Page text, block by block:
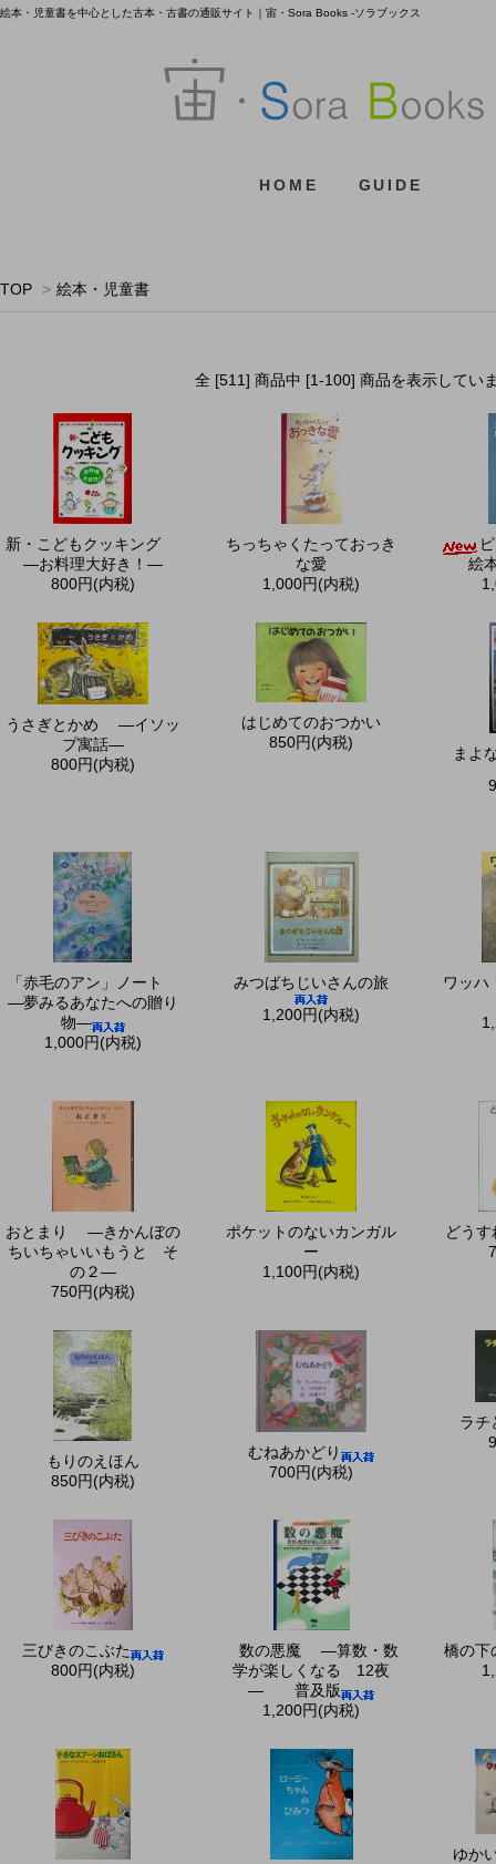
絵本・児童書を中心とした古本・古書の通販サイト｜宙・Sora Books -ソラブックス
HOME GUIDE
TOP > 絵本・児童書
全 [511] 商品中 [1-100] 商品を表示してい
新・こどもクッキング
―お料理大好き！―
800円(内税)
ちっちゃくたっておっき
な愛
1,000円(内税)
絵
うさぎとかめ ―イソッ
プ寓話—
800円(内税)
はじめてのおつかい
850円(内税)
まよ
「赤毛のアン」ノート
—夢みるあなたへの贈り
物—
1,000円(内税)
みつばちじいさんの旅
1,200円(内税)
ワッハ
おとまり ―きかんぼの
ちいちゃいいもうと そ
の２—
750円(内税)
ポケットのないカンガル
ー
1,100円(内税)
どう
もりのえほん
850円(内税)
むねあかどり
700円(内税)
ラチ
三びきのこぶた
800円(内税)
数の悪魔 ―算数・数
学が楽しくなる 12夜
— 普及版
1,200円(内税)
橋の下
ゆか